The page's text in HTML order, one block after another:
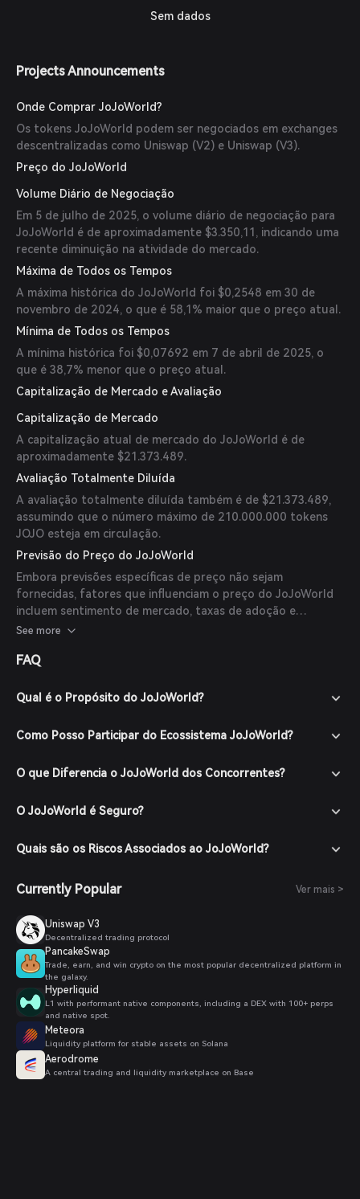
Sem dados
Projects Announcements
Onde Comprar JoJoWorld?
Os tokens JoJoWorld podem ser negociados em exchanges
descentralizadas como Uniswap (V2) e Uniswap (V3).
Preço do JoJoWorld
Volume Diário de Negociação
Em 5 de julho de 2025, o volume diário de negociação para
JoJoWorld é de aproximadamente $3.350,11, indicando uma
recente diminuição na atividade do mercado.
Máxima de Todos os Tempos
A máxima histórica do JoJoWorld foi $0,2548 em 30 de
novembro de 2024, o que é 58,1% maior que o preço atual.
Mínima de Todos os Tempos
A mínima histórica foi $0,07692 em 7 de abril de 2025, o
que é 38,7% menor que o preço atual.
Capitalização de Mercado e Avaliação
Capitalização de Mercado
A capitalização atual de mercado do JoJoWorld é de
aproximadamente $21.373.489.
Avaliação Totalmente Diluída
A avaliação totalmente diluída também é de $21.373.489,
assumindo que o número máximo de 210.000.000 tokens
JOJO esteja em circulação.
Previsão do Preço do JoJoWorld
Embora previsões específicas de preço não sejam
fornecidas, fatores que influenciam o preço do JoJoWorld
incluem sentimento de mercado, taxas de adoção e
desenvolvimentos nos setores de IA e blockchain.
considerar esses fatores ao avaliar movimentos potenciais
See more
FAQ
Qual é o Propósito do JoJoWorld?
Como Posso Participar do Ecossistema JoJoWorld?
O que Diferencia o JoJoWorld dos Concorrentes?
O JoJoWorld é Seguro?
Quais são os Riscos Associados ao JoJoWorld?
Currently Popular Ver mais >
Uniswap V3
Decentralized trading protocol
PancakeSwap
Trade, earn, and win crypto on the most popular decentralized platform in
the galaxy.
Hyperliquid
L1 with performant native components, including a DEX with 100+ perps
and native spot.
Meteora
Liquidity platform for stable assets on Solana
Aerodrome
A central trading and liquidity marketplace on Base